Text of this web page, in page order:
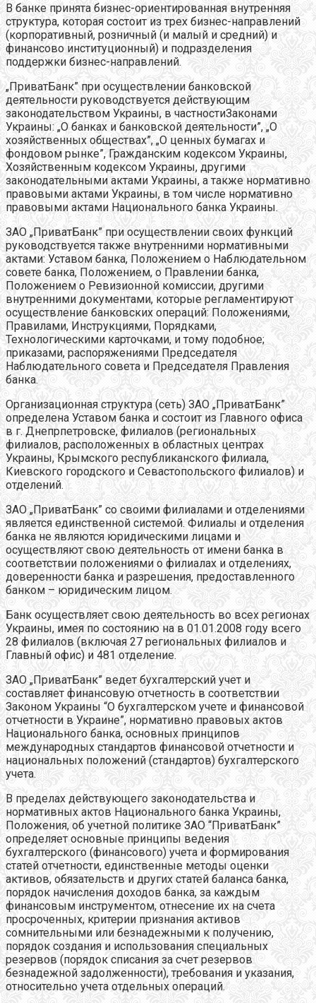
В банке принята бизнес-ориентированная внутренняя
структура, которая состоит из трех бизнес-направлений
(корпоративный, розничный (и малый и средний) и
финансово институционный) и подразделения
поддержки бизнес-направлений.
„ПриватБанк” при осуществлении банковской
деятельности руководствуется действующим
законодательством Украины, в частностиЗаконами
Украины: „О банках и банковской деятельности”, „О
хозяйственных обществах”, „О ценных бумагах и
фондовом рынке”, Гражданским кодексом Украины,
Хозяйственным кодексом Украины, другими
законодательными актами Украины, а также нормативно
правовыми актами Украины, в том числе нормативно
правовыми актами Национального банка Украины.
ЗАО „ПриватБанк” при осуществлении своих функций
руководствуется также внутренними нормативными
актами: Уставом банка, Положением о Наблюдательном
совете банка, Положением, о Правлении банка,
Положением о Ревизионной комиссии, другими
внутренними документами, которые регламентируют
осуществление банковских операций: Положениями,
Правилами, Инструкциями, Порядками,
Технологическими карточками, и тому подобное;
приказами, распоряжениями Председателя
Наблюдательного совета и Председателя Правления
банка.
Организационная структура (сеть) ЗАО „ПриватБанк”
определена Уставом банка и состоит из Главного офиса
в г. Днепрпетровске, филиалов (региональных
филиалов, расположенных в областных центрах
Украины, Крымского республиканского филиала,
Киевского городского и Севастопольского филиалов) и
отделений.
ЗАО „ПриватБанк” со своими филиалами и отделениями
является единственной системой. Филиалы и отделения
банка не являются юридическими лицами и
осуществляют свою деятельность от имени банка в
соответствии положениями о филиалах и отделениях,
доверенности банка и разрешения, предоставленного
банком – юридическим лицом.
Банк осуществляет свою деятельность во всех регионах
Украины, имея по состоянию на в 01.01.2008 году всего
28 филиалов (включая 27 региональных филиалов и
Главный офис) и 481 отделение.
ЗАО „ПриватБанк” ведет бухгалтерский учет и
составляет финансовую отчетность в соответствии
Законом Украины “О бухгалтерском учете и финансовой
отчетности в Украине”, нормативно правовых актов
Национального банка, основных принципов
международных стандартов финансовой отчетности и
национальных положений (стандартов) бухгалтерского
учета.
В пределах действующего законодательства и
нормативных актов Национального банка Украины,
Положения, об учетной политике ЗАО “ПриватБанк”
определяет основные принципы ведения
бухгалтерского (финансового) учета и формирования
статей отчетности, единственные методы оценки
активов, обязательств и других статей баланса банка,
порядок начисления доходов банка, за каждым
финансовым инструментом, отнесение их на счета
просроченных, критерии признания активов
сомнительными или безнадежными к получению,
порядок создания и использования специальных
резервов (порядок списания за счет резервов
безнадежной задолженности), требования и указания,
относительно учета отдельных операций.